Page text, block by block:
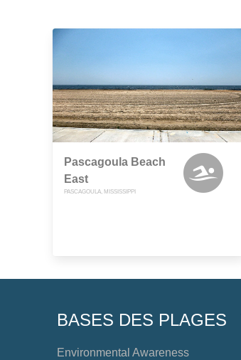
Pascagoula Beach
East
PASCAGOULA, MISSISSIPPI
BASES DES PLAGES
Environmental Awareness